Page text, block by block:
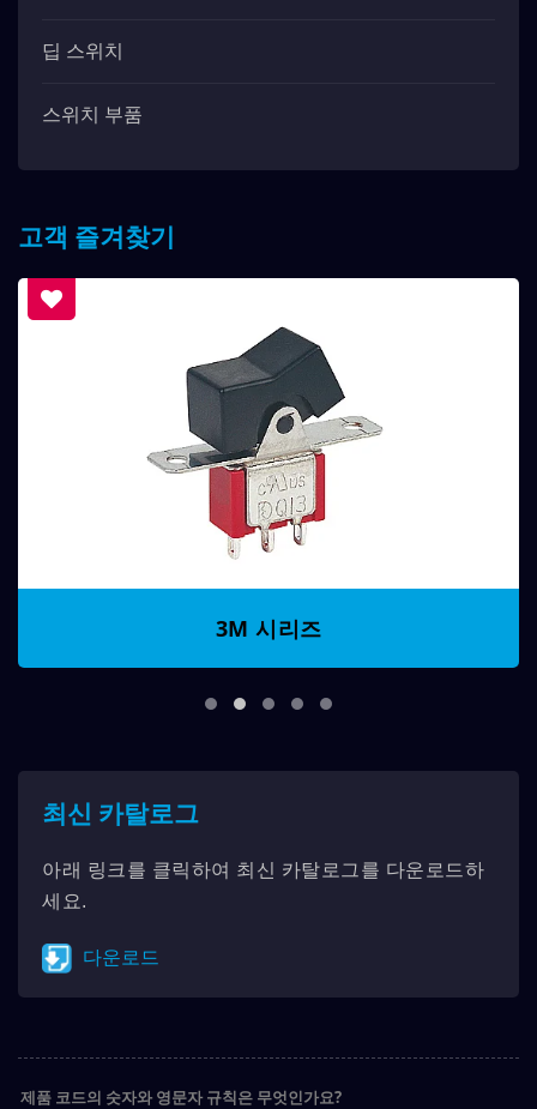
딥 스위치
스위치 부품
고객 즐겨찾기
3M 시리즈
최신 카탈로그
아래 링크를 클릭하여 최신 카탈로그를 다운로드하
세요.
다운로드
제품 코드의 숫자와 영문자 규칙은 무엇인가요?